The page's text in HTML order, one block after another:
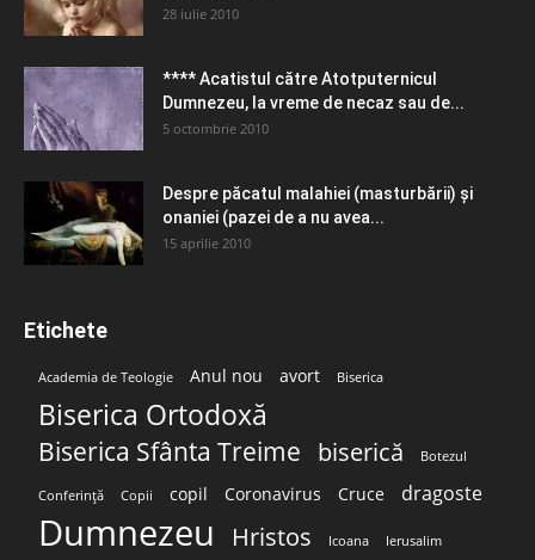
28 iulie 2010
**** Acatistul către Atotputernicul
Dumnezeu, la vreme de necaz sau de...
5 octombrie 2010
Despre păcatul malahiei (masturbării) şi
onaniei (pazei de a nu avea...
15 aprilie 2010
Etichete
Academia de Teologie Anul nou avort Biserica
Biserica Ortodoxă
Biserica Sfânta Treime biserică Botezul
Conferință Copii copil Coronavirus Cruce dragoste
Dumnezeu Hristos Icoana Ierusalim